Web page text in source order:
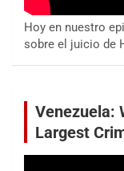
Hoy en nuestro
sobre el juicio de
Venezuela:
Largest